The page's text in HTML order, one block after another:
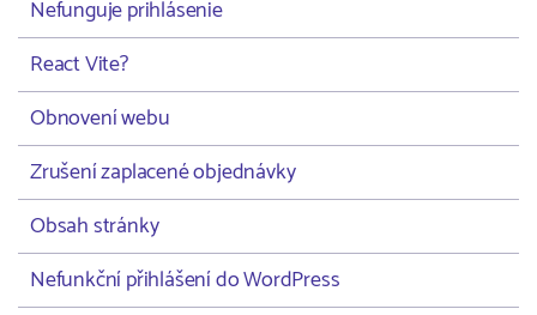
Nefunguje prihlásenie
React Vite?
Obnovení webu
Zrušení zaplacené objednávky
Obsah stránky
Nefunkční přihlášení do WordPress